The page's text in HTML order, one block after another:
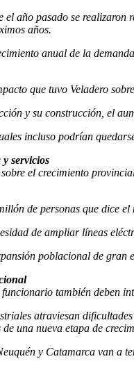
el año pasado se
años.
anual de la
que tuvo Veladero
y su construcción, el
incluso podrían
servicios
el crecimiento
de personas que dice
de ampliar líneas
poblacional de
también deben
atraviesan
una nueva etapa de
y Catamarca van a